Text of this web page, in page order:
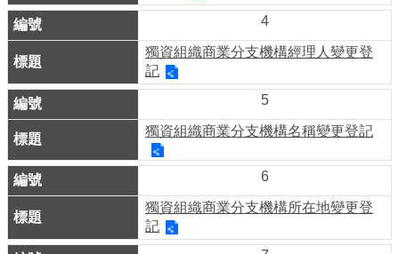
線
上
服
務
公
司
及
商
業
4
獨資組織商業分支機構經理人變更登
記
5
獨資組織商業分支機構名稱變更登記
6
獨資組織商業分支機構所在地變更登
記